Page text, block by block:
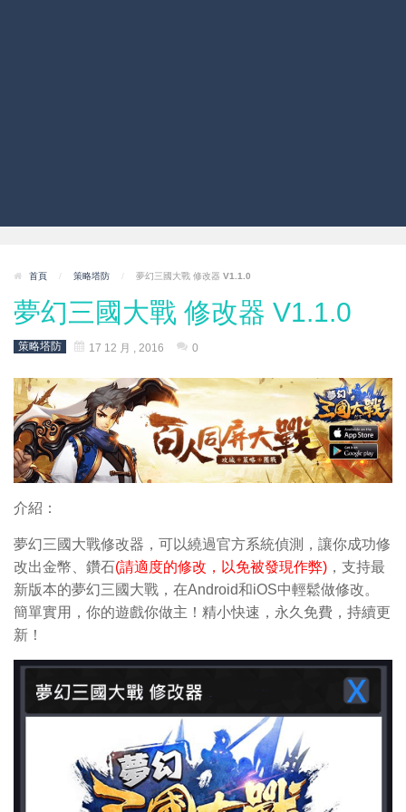
首頁 / 策略塔防 / 夢幻三國大戰 修改器 V1.1.0
夢幻三國大戰 修改器 V1.1.0
策略塔防 17 12 月 , 2016 0
介紹：
夢幻三國大戰修改器，可以繞過官方系統偵測，讓你成功修
改出金幣、鑽石(請適度的修改，以免被發現作弊) ，支持最
新版本的夢幻三國大戰，在Android和iOS中輕鬆做修改。
簡單實用，你的遊戲你做主！精小快速，永久免費，持續更
新！